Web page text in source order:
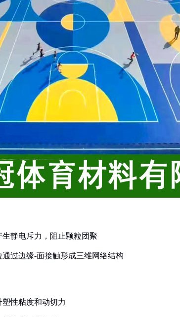
静电斥力，阻止颗粒团聚
过边缘-面接触形成三维网络结构
性粘度和动切力